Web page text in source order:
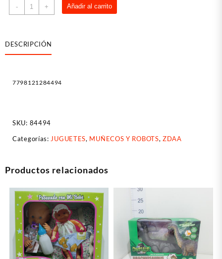
-
Set
De
30
Unidades
+ Añadir al carrito
DESCRIPCIÓN
7798121284494
SKU: 84494
Categorías: JUGUETES, MUÑECOS Y ROBOTS,ZDAA
Productos relacionados